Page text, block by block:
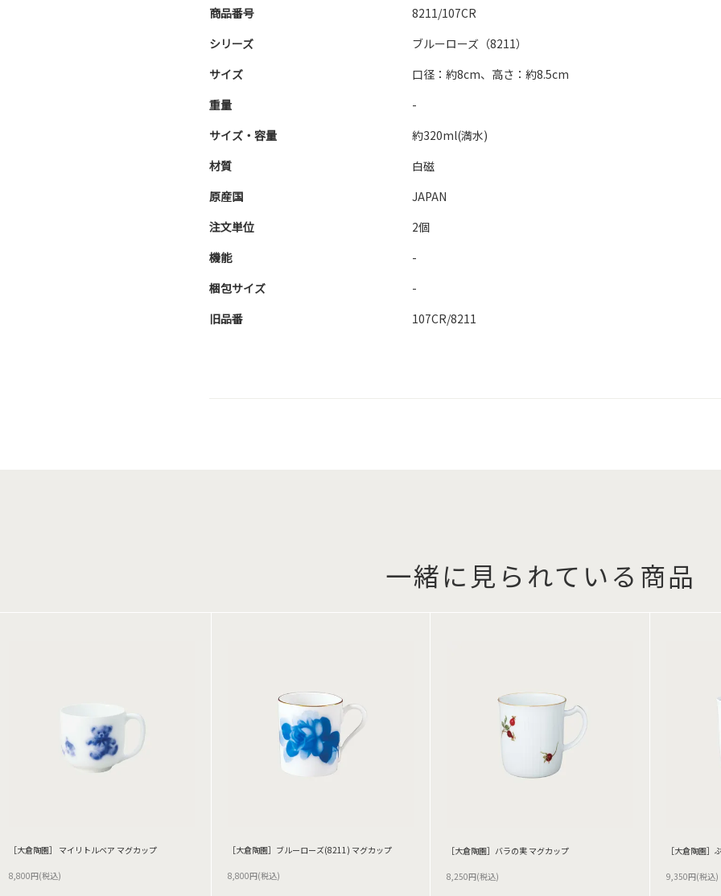
商品番号
8211/107CR
シリーズ
ブルーローズ（8211）
サイズ
口径：約8cm、高さ：約8.5cm
重量
-
サイズ・容量
約320ml(満水)
材質
白磁
原産国
JAPAN
注文単位
2個
機能
-
梱包サイズ
-
旧品番
107CR/8211
一緒に見られている商品
［大倉陶園］ マイリトルベア マグカップ
8,800円(税込)
［大倉陶園］ブルーローズ(8211) マグカップ
8,800円(税込)
［大倉陶園］バラの実 マグカップ
8,250円(税込)
［大倉陶園］
9,350円(税込)